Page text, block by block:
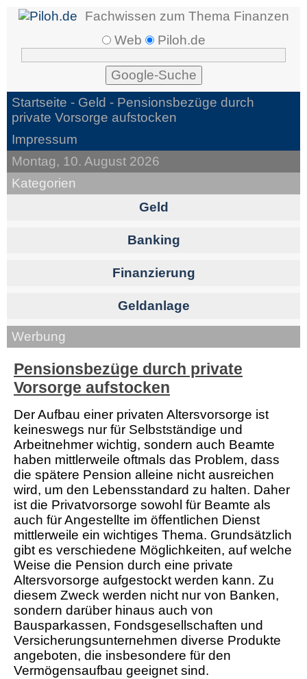
Fachwissen zum Thema Finanzen
Web
Piloh.de
Startseite - Geld - Pensionsbezüge durch
private Vorsorge aufstocken
Impressum
Montag, 10. August 2026
Kategorien
Geld
Banking
Finanzierung
Geldanlage
Werbung
Pensionsbezüge durch private
Vorsorge aufstocken
Der Aufbau einer privaten Altersvorsorge ist
keineswegs nur für Selbstständige und
Arbeitnehmer wichtig, sondern auch Beamte
haben mittlerweile oftmals das Problem, dass
die spätere Pension alleine nicht ausreichen
wird, um den Lebensstandard zu halten. Daher
ist die Privatvorsorge sowohl für Beamte als
auch für Angestellte im öffentlichen Dienst
mittlerweile ein wichtiges Thema. Grundsätzlich
gibt es verschiedene Möglichkeiten, auf welche
Weise die Pension durch eine private
Altersvorsorge aufgestockt werden kann. Zu
diesem Zweck werden nicht nur von Banken,
sondern darüber hinaus auch von
Bausparkassen, Fondsgesellschaften und
Versicherungsunternehmen diverse Produkte
angeboten, die insbesondere für den
Vermögensaufbau geeignet sind.